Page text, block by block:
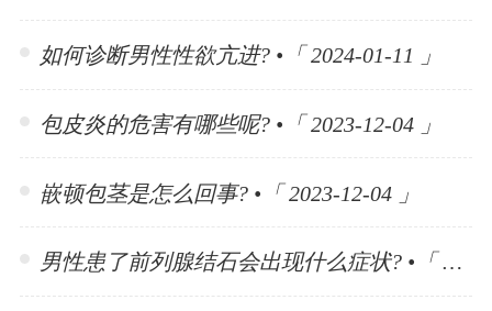
如何诊断男性性欲亢进? •「 2024-01-11 」
包皮炎的危害有哪些呢? •「 2023-12-04 」
嵌顿包茎是怎么回事? •「 2023-12-04 」
男性患了前列腺结石会出现什么症状? •「 2023-11-10 」